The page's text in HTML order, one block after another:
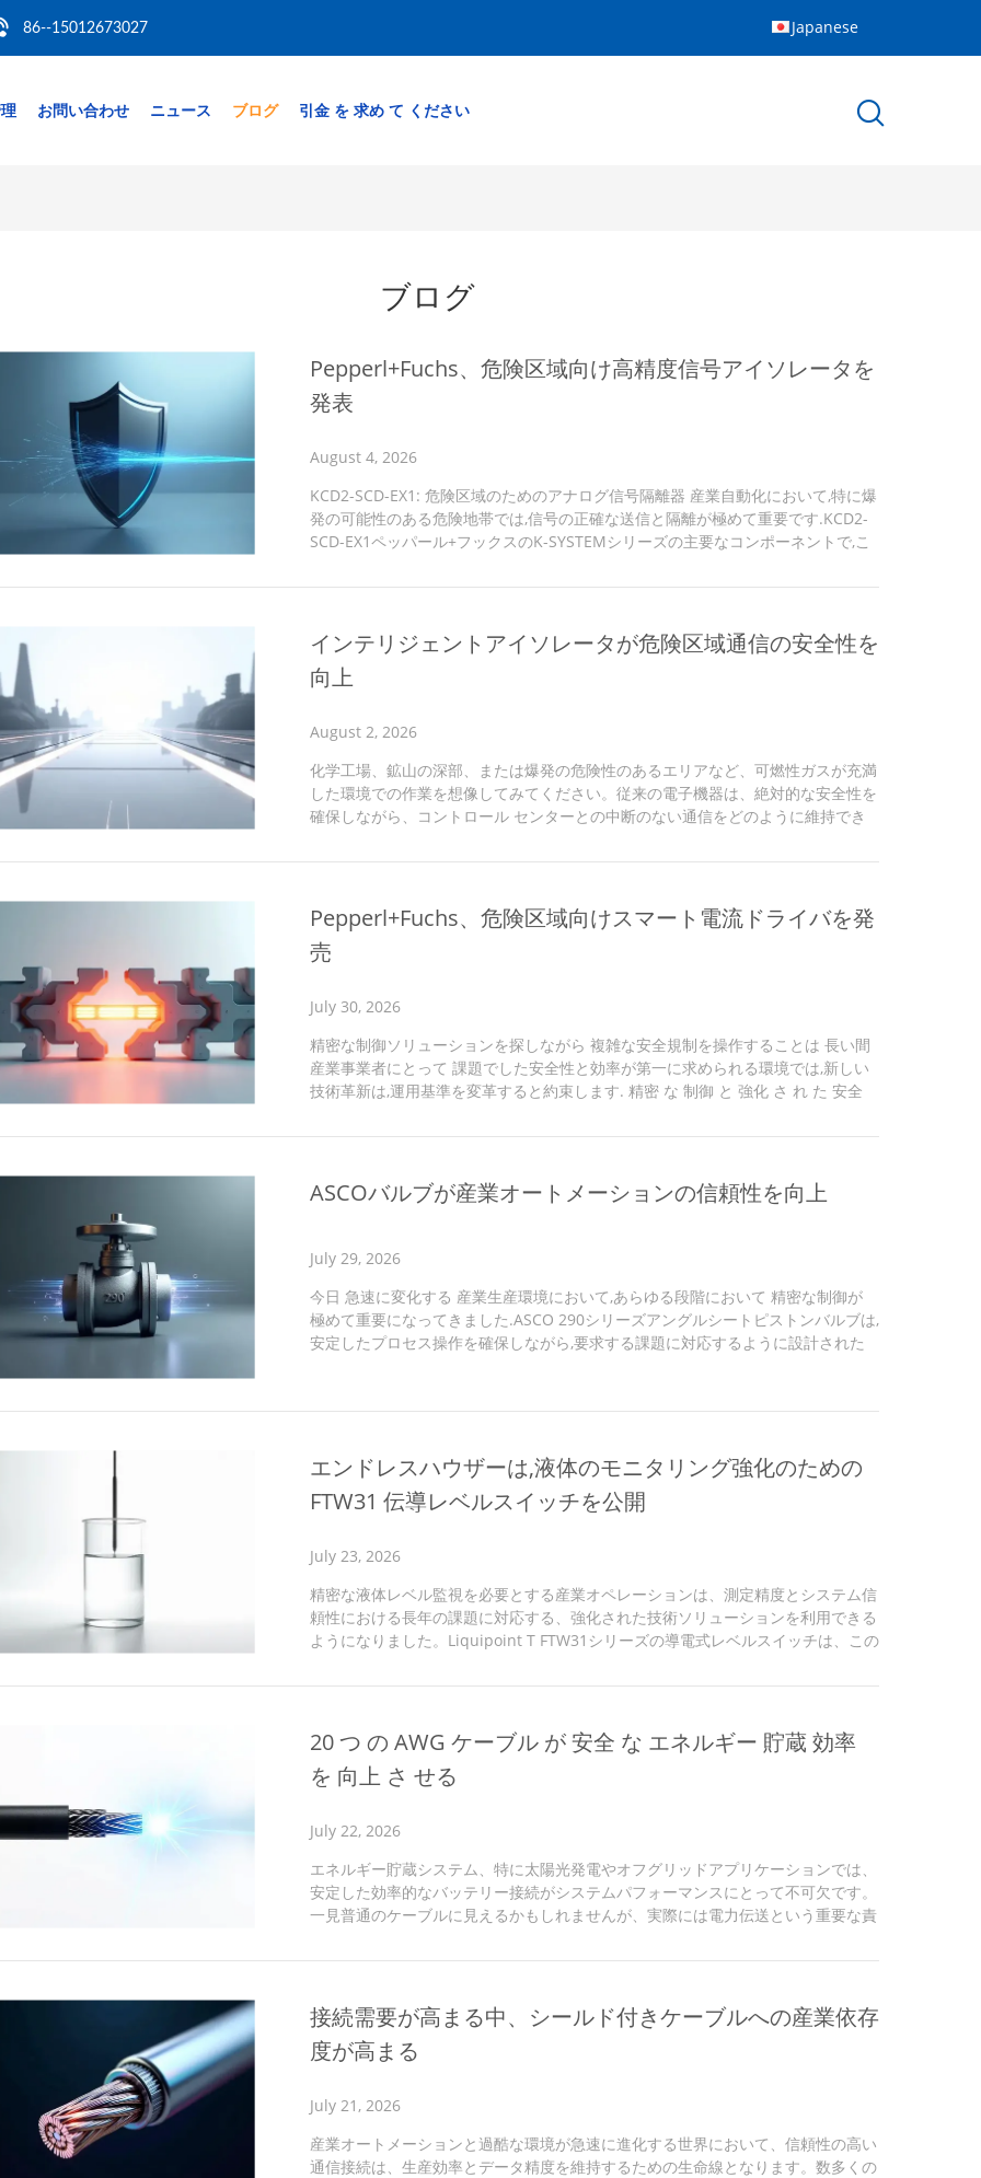
86--15012673027 Japanese
お問い合わせ ニュース ブログ 引金 を 求め て ください
ブログ
Pepperl+Fuchs、危険区域向け高精度信号アイソレータを
発表
August 4, 2026
KCD2-SCD-EX1: 危険区域のためのアナログ信号隔離器 産業自動化において,特に爆
発の可能性のある危険地帯では,信号の正確な送信と隔離が極めて重要です.KCD2-
SCD-EX1ペッパール+フックスのK-SYSTEMシリーズの主要なコンポーネントで,こ
の安全で信頼性の高いソリューションを提供しています. ペッパール+フックスの有
ナログ信号を効率的かつ安全に隔離し送信する上で優れている.その主な機能は,燃
える気体や塵を含む環境...
インテリジェントアイソレータが危険区域通信の安全性を
向上
August 2, 2026
化学工場、鉱山の深部、または爆発の危険性のあるエリアなど、可燃性ガスが充満
した環境での作業を想像してみてください。従来の電子機器は、絶対的な安全性を
確保しながら、コントロール センターとの中断のない通信をどのように維持でき
動バルブ、またはポジショナを駆動する必要がある場合、信号の分離と送信は微妙
絶縁バリアは、これらの要求の厳しい環境で効率的で信頼性の高い通信を実現する
ための決定的なソリューションとして登場します。このデバ...
Pepperl+Fuchs、危険区域向けスマート電流ドライバを発
売
July 30, 2026
精密な制御ソリューションを探しながら 複雑な安全規制を操作することは 長い間
産業事業者にとって 課題でした安全性と効率が第一に求められる環境では,新しい
技術革新は,運用基準を変革すると約束します. 精密 な 制御 と 強化 さ れ た 安全
すこのソリューションは,接続されたデバイスがExゾーン内で安全かつ効率的に動
し調整し エネルギー無駄を最小限に抑えながら 流動変動に関連するリスクを防ぎ
ます 爆発性環境に対する認証された保護 爆発...
ASCOバルブが産業オートメーションの信頼性を向上
July 29, 2026
今日 急速に変化する 産業生産環境において,あらゆる段階において 精密な制御が
極めて重要になってきました.ASCO 290シリーズアングルシートピストンバルブは,
安定したプロセス操作を確保しながら,要求する課題に対応するように設計された
ています 産業自動化,プロセス制御,このバルブは信頼性を提供します耐久性や高性
のボディで,これらのバルブは,特殊...
エンドレスハウザーは,液体のモニタリング強化のための
FTW31 伝導レベルスイッチを公開
July 23, 2026
精密な液体レベル監視を必要とする産業オペレーションは、測定精度とシステム信
頼性における長年の課題に対応する、強化された技術ソリューションを利用できる
ようになりました。Liquipoint T FTW31シリーズの導電式レベルスイッチは、この
導電式測定原理を採用し、さまざまな媒体タイプにわたる正確な液体レベル検出を
スを維持し、従来のレベルスイッチに関連する制限を克服します。 主な技術的改
善点: 泡や粘着性物質による測定干渉への耐性の低減 誤警報...
20 つ の AWG ケーブル が 安全 な エネルギー 貯蔵 効率
を 向上 さ せる
July 22, 2026
エネルギー貯蔵システム、特に太陽光発電やオフグリッドアプリケーションでは、
安定した効率的なバッテリー接続がシステムパフォーマンスにとって不可欠です。
一見普通のケーブルに見えるかもしれませんが、実際には電力伝送という重要な責
バッテリーインターコネクトケーブルの技術仕様、用途、および選択基準について
定格は、電流容量と抵抗を直接決定します。2/0 AWG仕様（断面積約67.4 mm²）
は、低抵抗で高電流を処理できる大径導体を表し...
接続需要が高まる中、シールド付きケーブルへの産業依存
度が高まる
July 21, 2026
産業オートメーションと過酷な環境が急速に進化する世界において、信頼性の高い
通信接続は、生産効率とデータ精度を維持するための生命線となります。数多くの